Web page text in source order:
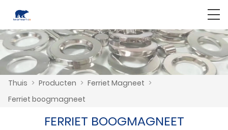
Thuis > Producten > Ferriet Magneet >
Ferriet boogmagneet
FERRIET BOOGMAGNEET